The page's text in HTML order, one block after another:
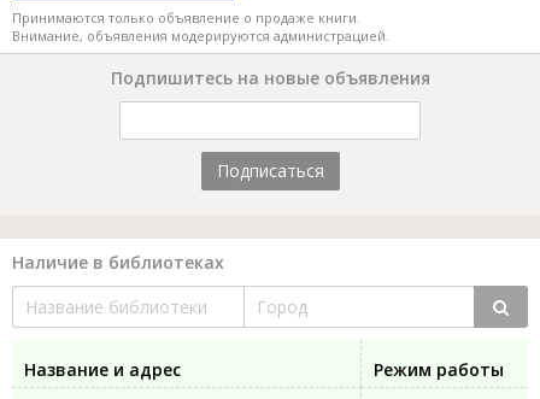
Принимаются только объявление о продаже книги.
Внимание, объявления модерируются администрацией.
Подпишитесь на новые объявления
Подписаться
Наличие в библиотеках
Название и адрес
Режим работы